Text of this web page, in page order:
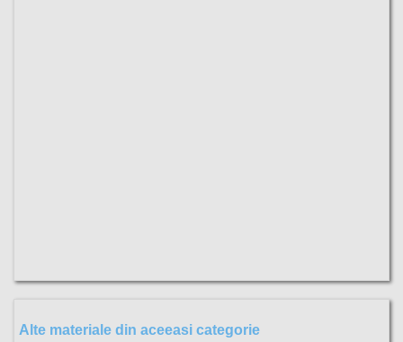
Alte materiale din aceeasi categorie